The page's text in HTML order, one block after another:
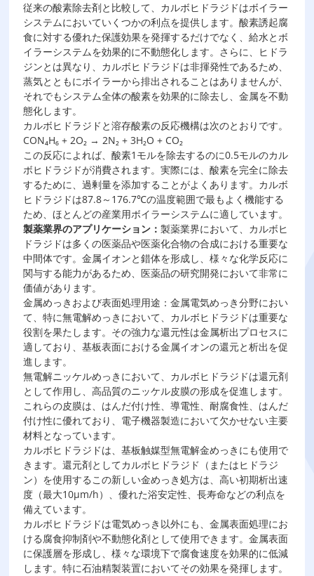
従来の酸素除去剤と比較して、カルボヒドラジドはボイラー
システムにおいていくつかの利点を提供します。酸素誘起腐
食に対する優れた保護効果を発揮するだけでなく、給水とボ
イラーシステムを効果的に不動態化します。さらに、ヒドラ
ジンとは異なり、カルボヒドラジドは非揮発性であるため、
蒸気とともにボイラーから排出されることはありませんが、
それでもシステム全体の酸素を効果的に除去し、金属を不動
態化します。
カルボヒドラジドと溶存酸素の反応機構は次のとおりです。
CON₄H₆ + 2O₂ → 2N₂ + 3H₂O + CO₂
この反応によれば、酸素1モルを除去するのに0.5モルのカル
ボヒドラジドが消費されます。実際には、酸素を完全に除去
するために、過剰量を添加することがよくあります。カルボ
ヒドラジドは87.8～176.7℃の温度範囲で最もよく機能する
ため、ほとんどの産業用ボイラーシステムに適しています。
製薬業界のアプリケーション ：製薬業界において、カルボヒ
ドラジドは多くの医薬品や医薬化合物の合成における重要な
中間体です。金属イオンと錯体を形成し、様々な化学反応に
関与する能力があるため、医薬品の研究開発において非常に
価値があります。
金属めっきおよび表面処理用途：金属電気めっき分野におい
て、特に無電解めっきにおいて、カルボヒドラジドは重要な
役割を果たします。その強力な還元性は金属析出プロセスに
適しており、基板表面における金属イオンの還元と析出を促
進します。
無電解ニッケルめっきにおいて、カルボヒドラジドは還元剤
として作用し、高品質のニッケル皮膜の形成を促進します。
これらの皮膜は、はんだ付け性、導電性、耐腐食性、はんだ
付け性に優れており、電子機器製造において欠かせない主要
材料となっています。
カルボヒドラジドは、基板触媒型無電解金めっきにも使用で
きます。還元剤としてカルボヒドラジド（またはヒドラジ
ン）を使用するこの新しい金めっき処方は、高い初期析出速
度（最大10μm/h）、優れた浴安定性、長寿命などの利点を
備えています。
カルボヒドラジドは電気めっき以外にも、金属表面処理にお
ける腐食抑制剤や不動態化剤として使用できます。金属表面
に保護層を形成し、様々な環境下で腐食速度を効果的に低減
します。特に石油精製装置においてその効果を発揮します。